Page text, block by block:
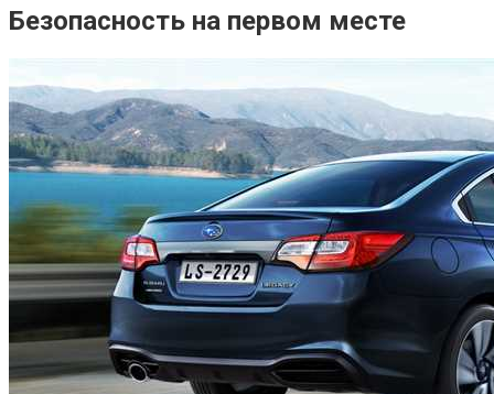
Безопасность на первом месте